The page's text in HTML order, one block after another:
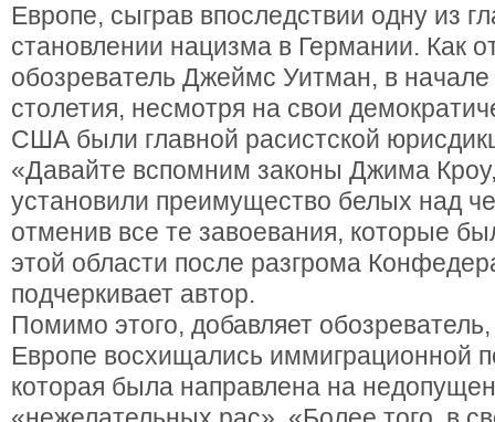
Европе, сыграв впоследствии одну из
становлении нацизма в Германии. Как
обозреватель Джеймс Уитман, в
столетия, несмотря на свои
США были главной расистской
«Давайте вспомним законы Джима
установили преимущество белых над
отменив все те завоевания, которые
этой области после разгрома
подчеркивает автор.
Помимо этого, добавляет
Европе восхищались иммиграционной
которая была направлена на